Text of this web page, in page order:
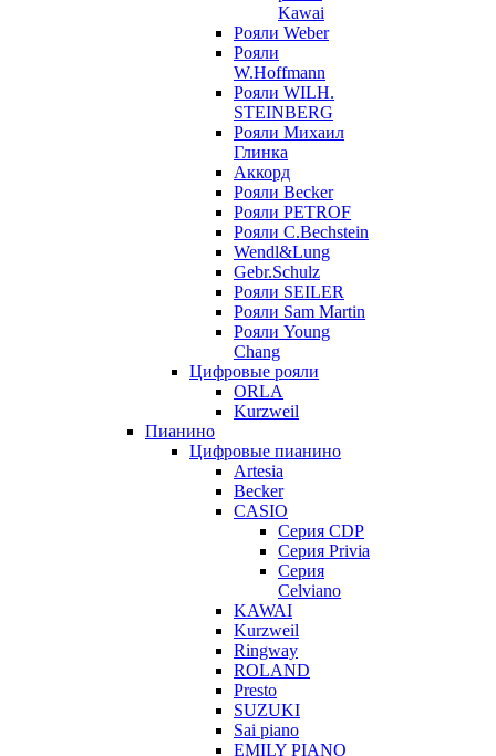
Kawai
Рояли Weber
Рояли
W.Hoffmann
Рояли WILH.
STEINBERG
Рояли Михаил
Глинка
Аккорд
Рояли Becker
Рояли PETROF
Рояли C.Bechstein
Wendl&Lung
Gebr.Schulz
Рояли SEILER
Рояли Sam Martin
Рояли Young
Chang
Цифровые рояли
ORLA
Kurzweil
Пианино
Цифровые пианино
Artesia
Becker
CASIO
Серия CDP
Серия Privia
Серия
Celviano
KAWAI
Kurzweil
Ringway
ROLAND
Presto
SUZUKI
Sai piano
EMILY PIANO